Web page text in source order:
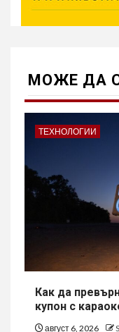
МОЖE ДА
ТЕХНОЛОГИИ
Как да
купон с
август 6, 2026